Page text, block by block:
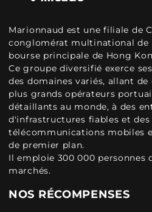
Marionnaud est une filiale de
conglomérat multinational de
bourse principale de Hong
Ce groupe diversifié exerce
des domaines variés, allant de
plus grands opérateurs
détaillants au monde, à des
d'infrastructures fiables et des
télécommunications mobiles
de premier plan.
Il emploie 300 000 personnes
marchés.
NOS RÉCOMPENSES